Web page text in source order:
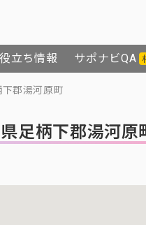
立ち情報 サポナビQA
下郡湯河原町
県足柄下郡湯河